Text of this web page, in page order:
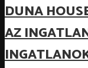
DUNA
AZ